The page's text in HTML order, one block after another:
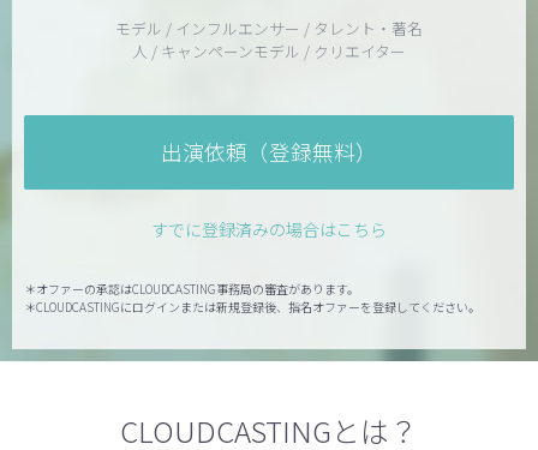
モデル / インフルエンサー / タレント・著名
人 / キャンペーンモデル / クリエイター
出演依頼（登録無料）
すでに登録済みの場合はこちら
＊オファーの承認はCLOUDCASTING事務局の審査があります。
＊CLOUDCASTINGにログインまたは新規登録後、指名オファーを登録してください。
CLOUDCASTINGとは？